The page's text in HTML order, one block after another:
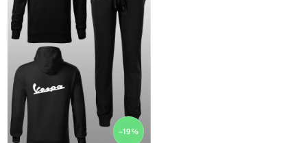
–19 %